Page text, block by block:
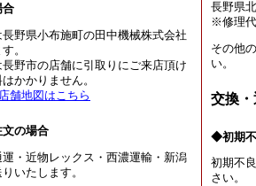
長野県小布施町の田中機械株式会社
。
野市の店舗に引取りにご来店頂け
かかりません。
舗地図はこちら
の場合
運・近物レックス・西濃運輸・新潟
いたします。
長野県
※修理代
その他
い。
交換
◆初期
初期不
さい。